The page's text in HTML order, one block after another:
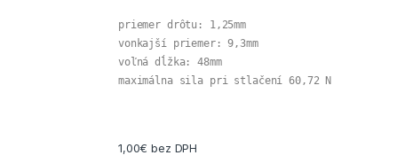
priemer drôtu: 1,25mm
vonkajší priemer: 9,3mm
voľná dĺžka: 48mm
maximálna sila pri stlačení 60,72 N
1,00€ bez DPH